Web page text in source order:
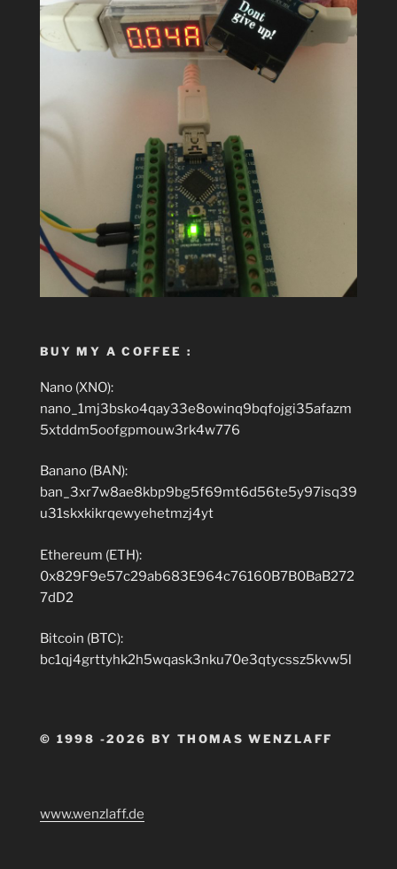
BUY MY A COFFEE :
Nano (XNO):
nano_1mj3bsko4qay33e8owinq9bqfojgi35afazm
5xtddm5oofgpmouw3rk4w776
Banano (BAN):
ban_3xr7w8ae8kbp9bg5f69mt6d56te5y97isq39
u31skxkikrqewyehetmzj4yt
Ethereum (ETH):
0x829F9e57c29ab683E964c76160B7B0BaB272
7dD2
Bitcoin (BTC):
bc1qj4grttyhk2h5wqask3nku70e3qtycssz5kvw5l
© 1998 -2026 BY THOMAS WENZLAFF
www.wenzlaff.de